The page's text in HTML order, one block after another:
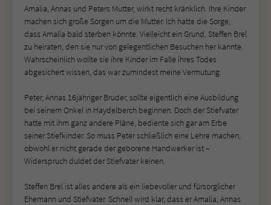
Amalia, Annas und Peters Mutter, wirkt recht kränklich. Ihre Kinder
machen sich große Sorgen um die Mutter. Ich hatte die Sorge,
dass Amalia bald sterben könnte. Vielleicht ein Grund, Steffen Brel
zu heiraten, den sie nur von gelegentlichen Besuchen her kannte.
Wahrscheinlich wollte sie ihre Kinder im Falle ihres Todes
abgesichert wissen, das war zumindest meine Vermutung.
Peter, Annas 16jähriger Bruder, sollte eigentlich eine Ausbildung
bei seinem Onkel in Haydelberch beginnen. Doch der Stiefvater
hatte mit ihm ganz andere Pläne, bediente sich gar am Erbe
seiner Stiefkinder. So muss Peter schließlich eine Lehre machen,
obwohl er nicht gerade der geborene Handwerker ist –
Widerspruch duldet der Stiefvater keinen.
Steffen Brel ist alles andere als ein liebevoller und fürsorglicher
Ehemann und Stiefvater. Schnell wird klar, dass er Amalia, Annas